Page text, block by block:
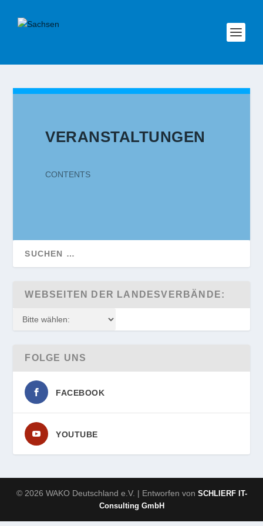
VERANSTALTUNGEN
CONTENTS
WEBSEITEN DER LANDESVERBÄNDE:
FOLGE UNS
FACEBOOK
YOUTUBE
© 2026 WAKO Deutschland e.V. | Entworfen von SCHLIERF IT-
Consulting GmbH